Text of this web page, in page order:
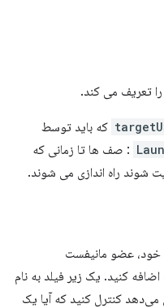
که باید توسط
: صف ها تا زمانی که
راه اندازی می شوند.
خود، عضو مانیفست
کنید. یک زیر فیلد به نام
می‌دهد کنترل کنید که آیا یک